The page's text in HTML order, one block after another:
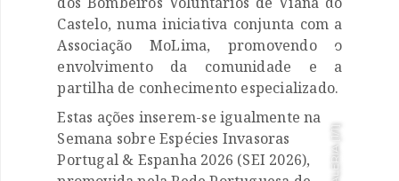


GALERIA [
Castelo, numa iniciativa conjunta com a
Associação MoLima, promovendo o
envolvimento da comunidade e a
partilha de conhecimento especializado.
Estas ações inserem-se igualmente na
Semana sobre Espécies Invasoras
Portugal & Espanha 2026 (SEI 2026),